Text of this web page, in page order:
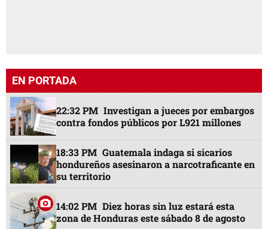
EN PORTADA
22:32 PM Investigan a jueces por embargos
contra fondos públicos por L921 millones
18:33 PM Guatemala indaga si sicarios
hondureños asesinaron a narcotraficante en
su territorio
14:02 PM Diez horas sin luz estará esta
zona de Honduras este sábado 8 de agosto